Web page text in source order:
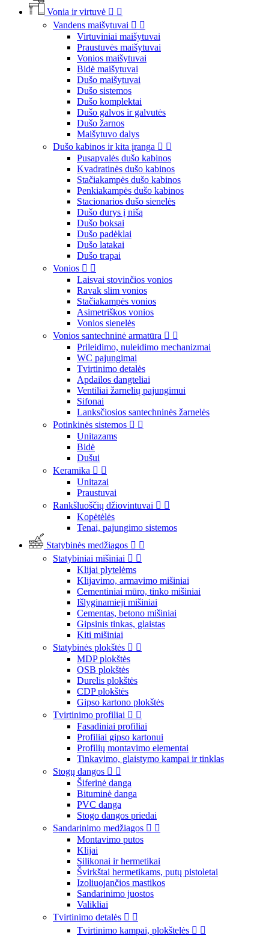
Vonia ir virtuvė  
Vandens maišytuvai  
Virtuviniai maišytuvai
Praustuvės maišytuvai
Vonios maišytuvai
Bidė maišytuvai
Dušo maišytuvai
Dušo sistemos
Dušo komplektai
Dušo galvos ir galvutės
Dušo žarnos
Maišytuvo dalys
Dušo kabinos ir kita įranga  
Pusapvalės dušo kabinos
Kvadratinės dušo kabinos
Stačiakampės dušo kabinos
Penkiakampės dušo kabinos
Stacionarios dušo sienelės
Dušo durys į nišą
Dušo boksai
Dušo padėklai
Dušo latakai
Dušo trapai
Vonios  
Laisvai stovinčios vonios
Ravak slim vonios
Stačiakampės vonios
Asimetriškos vonios
Vonios sienelės
Vonios santechninė armatūra  
Prileidimo, nuleidimo mechanizmai
WC pajungimai
Tvirtinimo detalės
Apdailos dangteliai
Ventiliai žarnelių pajungimui
Sifonai
Lanksčiosios santechninės žarnelės
Potinkinės sistemos  
Unitazams
Bidė
Dušui
Keramika  
Unitazai
Praustuvai
Rankšluoščių džiovintuvai  
Kopėtėlės
Tenai, pajungimo sistemos
Statybinės medžiagos  
Statybiniai mišiniai  
Klijai plytelėms
Klijavimo, armavimo mišiniai
Cementiniai mūro, tinko mišiniai
Išlyginamieji mišiniai
Cementas, betono mišiniai
Gipsinis tinkas, glaistas
Kiti mišiniai
Statybinės plokštės  
MDP plokštės
OSB plokštės
Durelis plokštės
CDP plokštės
Gipso kartono plokštės
Tvirtinimo profiliai  
Fasadiniai profiliai
Profiliai gipso kartonui
Profilių montavimo elementai
Tinkavimo, glaistymo kampai ir tinklas
Stogų dangos  
Šiferinė danga
Bituminė danga
PVC danga
Stogo dangos priedai
Sandarinimo medžiagos  
Montavimo putos
Klijai
Silikonai ir hermetikai
Švirkštai hermetikams, putų pistoletai
Izoliuojančios mastikos
Sandarinimo juostos
Valikliai
Tvirtinimo detalės  
Tvirtinimo kampai, plokštelės  